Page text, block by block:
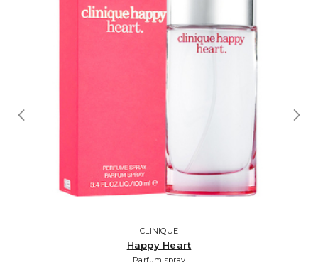
CLINIQUE
Happy Heart
Parfum spray